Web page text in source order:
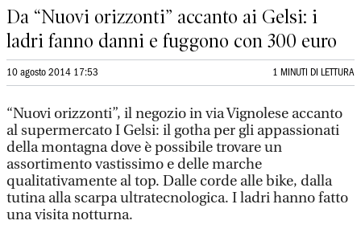
Da “Nuovi orizzonti” accanto ai Gelsi: i
ladri fanno danni e fuggono con 300 euro
10 agosto 2014 17:53 1 MINUTI DI LETTURA
“Nuovi orizzonti”, il negozio in via Vignolese accanto
al supermercato I Gelsi: il gotha per gli appassionati
della montagna dove è possibile trovare un
assortimento vastissimo e delle marche
qualitativamente al top. Dalle corde alle bike, dalla
tutina alla scarpa ultratecnologica. I ladri hanno fatto
una visita notturna.